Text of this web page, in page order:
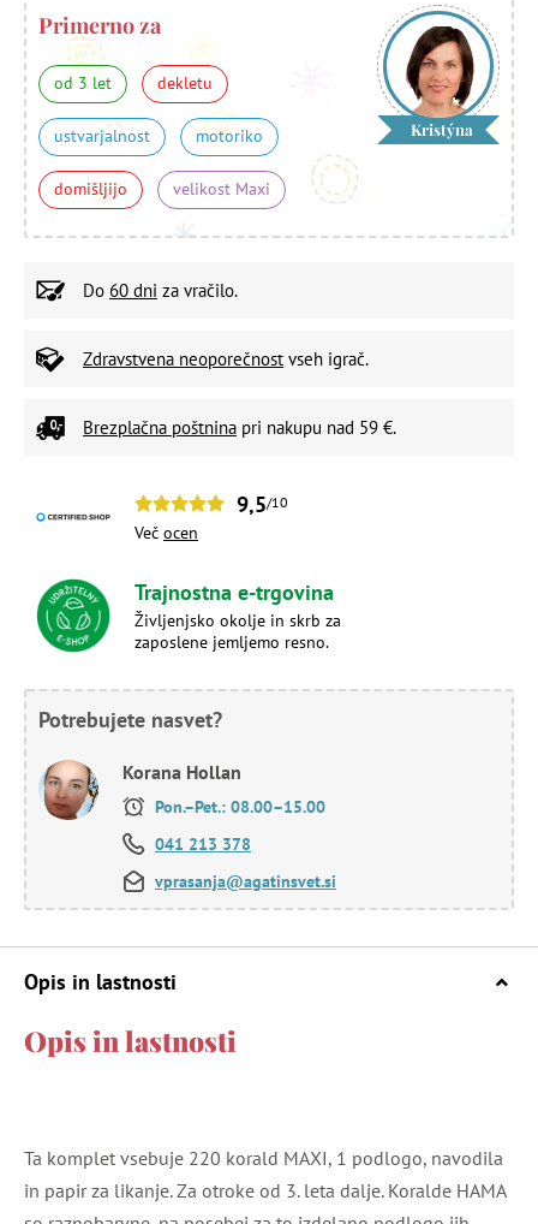
Primerno za
od 3 let dekletu
ustvarjalnost motoriko
domišljijo velikost Maxi
Kristýna
Do 60 dni za vračilo.
Zdravstvena neoporečnost vseh igrač.
Brezplačna poštnina pri nakupu nad 59 €.
9,5/10
Več ocen
Trajnostna e-trgovina
Življenjsko okolje in skrb za
zaposlene jemljemo resno.
Potrebujete nasvet?
Korana Hollan
Pon.–Pet.: 08.00–15.00
041 213 378
vprasanja@agatinsvet.si
Opis in lastnosti
Opis in lastnosti
Ta komplet vsebuje 220 korald MAXI, 1 podlogo, navodila
in papir za likanje. Za otroke od 3. leta dalje. Koralde HAMA